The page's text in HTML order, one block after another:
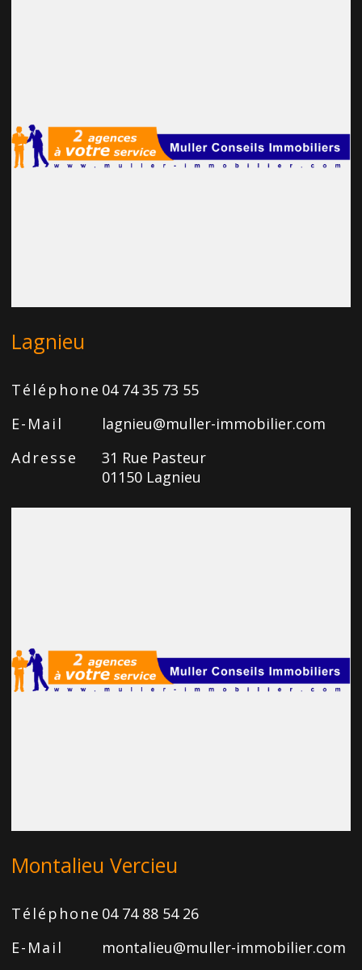
VOIR L'AGENCE
Lagnieu
Téléphone 04 74 35 73 55
E-Mail
lagnieu@muller-immobilier.com
Adresse
31 Rue Pasteur
01150 Lagnieu
Montalieu Vercieu
Téléphone 04 74 88 54 26
E-Mail
montalieu@muller-immobilier.com